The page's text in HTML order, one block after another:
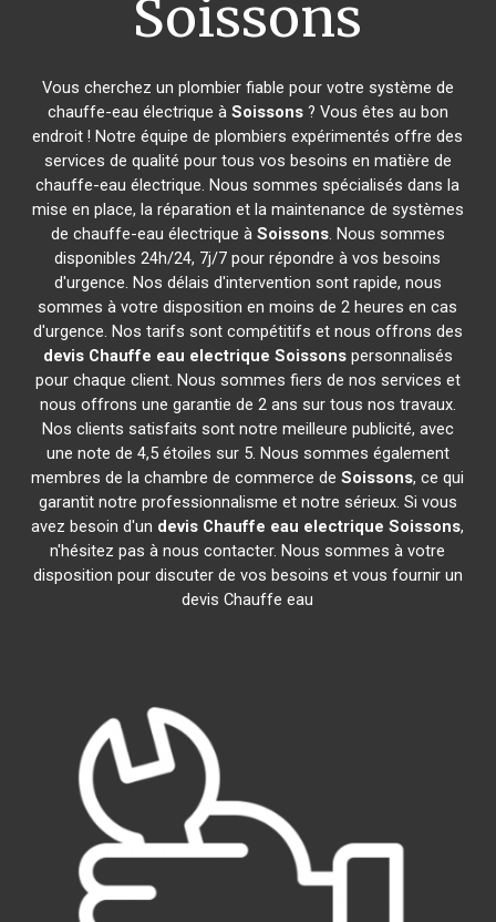
Soissons
Vous cherchez un plombier fiable pour votre système de
chauffe-eau électrique à Soissons? Vous êtes au bon
endroit ! Notre équipe de plombiers expérimentés offre des
services de qualité pour tous vos besoins en matière de
chauffe-eau électrique. Nous sommes spécialisés dans la
mise en place, la réparation et la maintenance de systèmes
de chauffe-eau électrique à Soissons. Nous sommes
disponibles 24h/24, 7j/7 pour répondre à vos besoins
d'urgence. Nos délais d'intervention sont rapide, nous
sommes à votre disposition en moins de 2 heures en cas
d'urgence. Nos tarifs sont compétitifs et nous offrons des
devis Chauffe eau electrique Soissonspersonnalisés
pour chaque client. Nous sommes fiers de nos services et
nous offrons une garantie de 2 ans sur tous nos travaux.
Nos clients satisfaits sont notre meilleure publicité, avec
une note de 4,5 étoiles sur 5. Nous sommes également
membres de la chambre de commerce deSoissons, ce qui
garantit notre professionnalisme et notre sérieux. Si vous
avez besoin d'un devis Chauffe eau electrique Soissons,
n'hésitez pas à nous contacter. Nous sommes à votre
disposition pour discuter de vos besoins et vous fournir un
devis Chauffe eau